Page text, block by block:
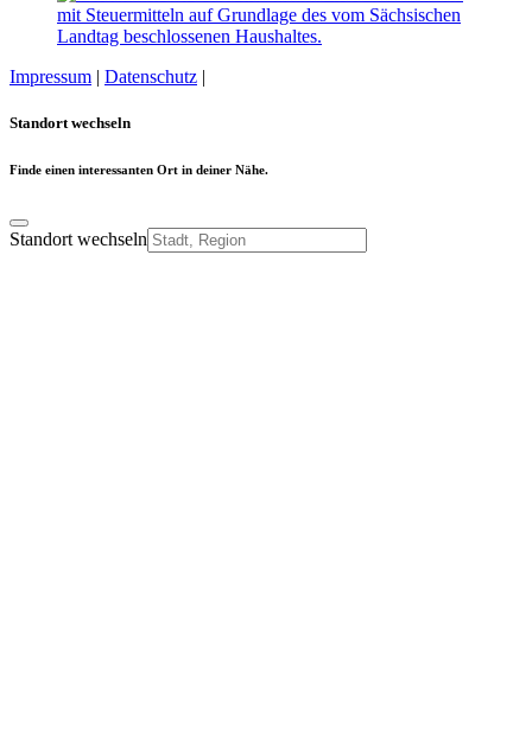
Impressum | Datenschutz |
Standort wechseln
Finde einen interessanten Ort in deiner Nähe.
Standort wechseln